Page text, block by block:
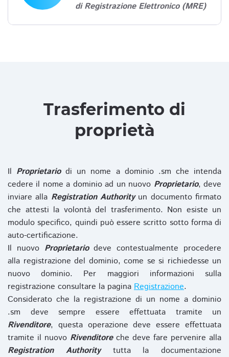
di Registrazione Elettronico (MRE)
Trasferimento di
proprietà
Il Proprietariodi un nome a dominio .sm che intenda
cedere il nome a dominio ad un nuovo Proprietario, deve
inviare alla Registration Authorityun documento firmato
che attesti la volontà del trasferimento. Non esiste un
modulo specifico, quindi può essere scritto sotto forma di
auto-certificazione.
Il nuovo Proprietariodeve contestualmente procedere
alla registrazione del dominio, come se si richiedesse un
nuovo dominio. Per maggiori informazioni sulla
registrazione consultare la pagina Registrazione.
Considerato che la registrazione di un nome a dominio
.sm deve sempre essere effettuata tramite un
Rivenditore, questa operazione deve essere effettuata
tramite il nuovo Rivenditoreche deve fare pervenire alla
Registration Authoritytutta la documentazione